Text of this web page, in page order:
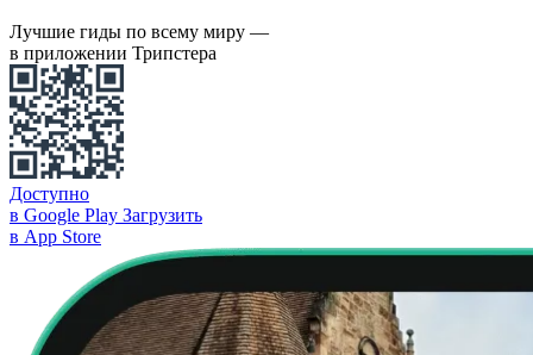
Лучшие гиды по всему миру —
в приложении Трипстера
Доступно
в Google Play Загрузить
в App Store